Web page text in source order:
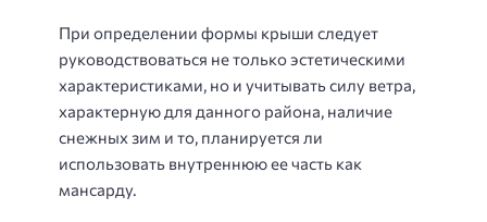
При определении формы крыши следует
руководствоваться не только эстетическими
характеристиками, но и учитывать силу ветра,
характерную для данного района, наличие
снежных зим и то, планируется ли
использовать внутреннюю ее часть как
мансарду.